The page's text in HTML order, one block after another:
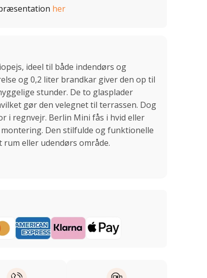
her
ideel til både indendørs og
og 0,2 liter brandkar giver den op til
stunder. De to glasplader
gør den velegnet til terrassen. Dog
i regnvejr. Berlin Mini fås i hvid eller
Den stilfulde og funktionelle
eller udendørs område.